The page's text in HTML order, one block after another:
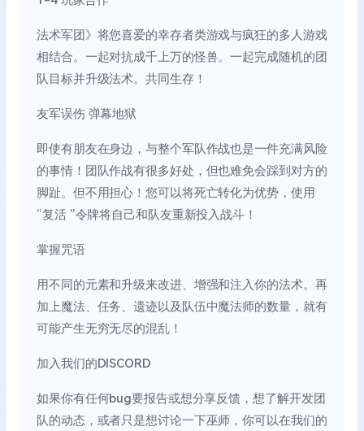
法术军团》将您喜爱的幸存者类游戏与疯狂的多人游戏
相结合。一起对抗成千上万的怪兽。一起完成随机的团
队目标并升级法术。共同生存！
友军误伤 弹幕地狱
即使有朋友在身边，与整个军队作战也是一件充满风险
的事情！团队作战有很多好处，但也难免会踩到对方的
脚趾。但不用担心！您可以将死亡转化为优势，使用
“复活 ”令牌将自己和队友重新投入战斗！
掌握咒语
用不同的元素和升级来改进、增强和注入你的法术。再
加上魔法、任务、遗迹以及队伍中魔法师的数量，就有
可能产生无穷无尽的混乱！
加入我们的DISCORD
如果你有任何bug要报告或想分享反馈，想了解开发团
队的动态，或者只是想讨论一下巫师，你可以在我们的